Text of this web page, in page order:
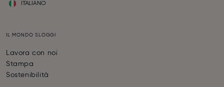
ITALIANO
IL MONDO SLOGGI
Lavora con noi
Stampa
Sostenibilità